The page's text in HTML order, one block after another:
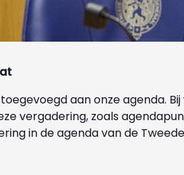
aan onze agenda.
vergadering, zoals
in de agenda van de